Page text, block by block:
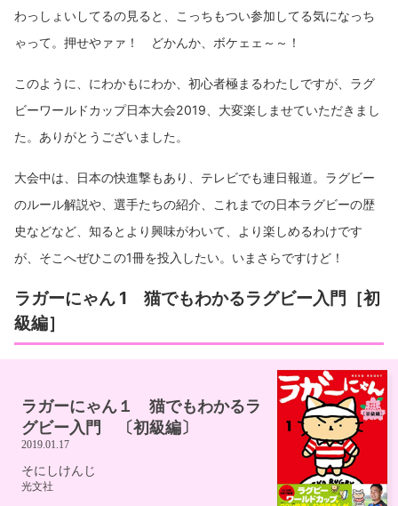
わっしょいしてるの見ると、こっちもつい参加してる気になっち
ゃって。押せやァァ！ どかんか、ボケェェ～～！
このように、にわかもにわか、初心者極まるわたしですが、ラグ
ビーワールドカップ日本大会2019、大変楽しませていただきまし
た。ありがとうございました。
大会中は、日本の快進撃もあり、テレビでも連日報道。ラグビー
のルール解説や、選手たちの紹介、これまでの日本ラグビーの歴
史などなど、知るとより興味がわいて、より楽しめるわけです
が、そこへぜひこの1冊を投入したい。いまさらですけど！
ラガーにゃん 1 猫でもわかるラグビー入門［初
級編］